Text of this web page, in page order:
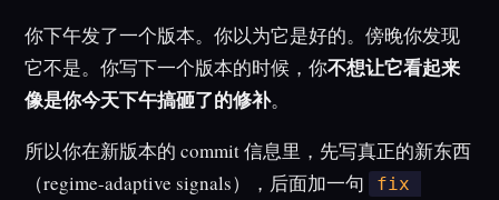
你下午发了一个版本。你以为它是好的。傍晚你发现
它不是。你写下一个版本的时候，你不想让它看起来
像是你今天下午搞砸了的修补。
所以你在新版本的 commit 信息里，先写真正的新东西
（regime-adaptive signals），后面加一句
fix